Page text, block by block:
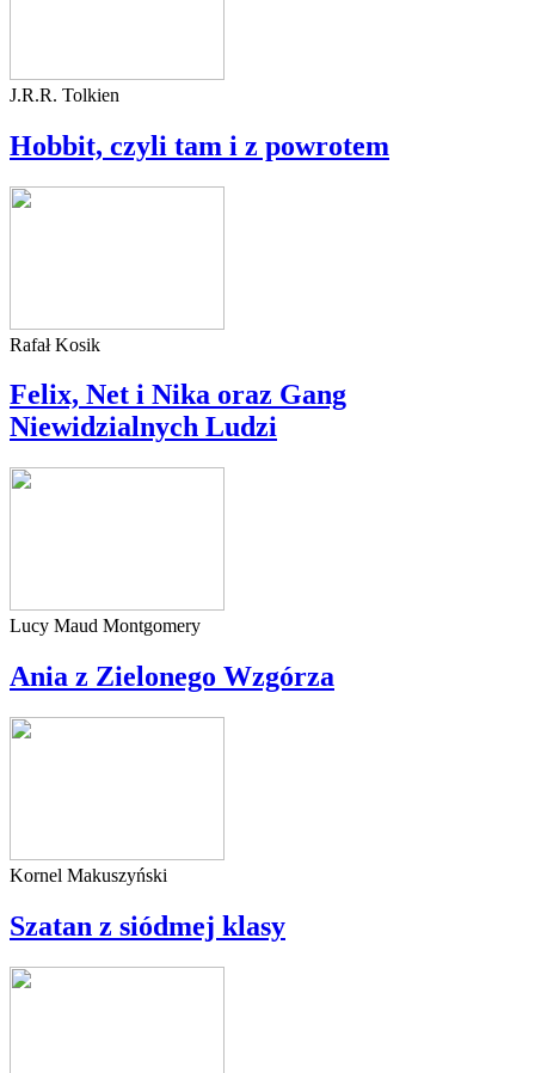
J.R.R. Tolkien
Hobbit, czyli tam i z powrotem
Rafał Kosik
Felix, Net i Nika oraz Gang
Niewidzialnych Ludzi
Lucy Maud Montgomery
Ania z Zielonego Wzgórza
Kornel Makuszyński
Szatan z siódmej klasy